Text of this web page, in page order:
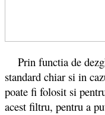
Prin functia de
standard chiar si in
poate fi folosit si
acest filtru, pentru a